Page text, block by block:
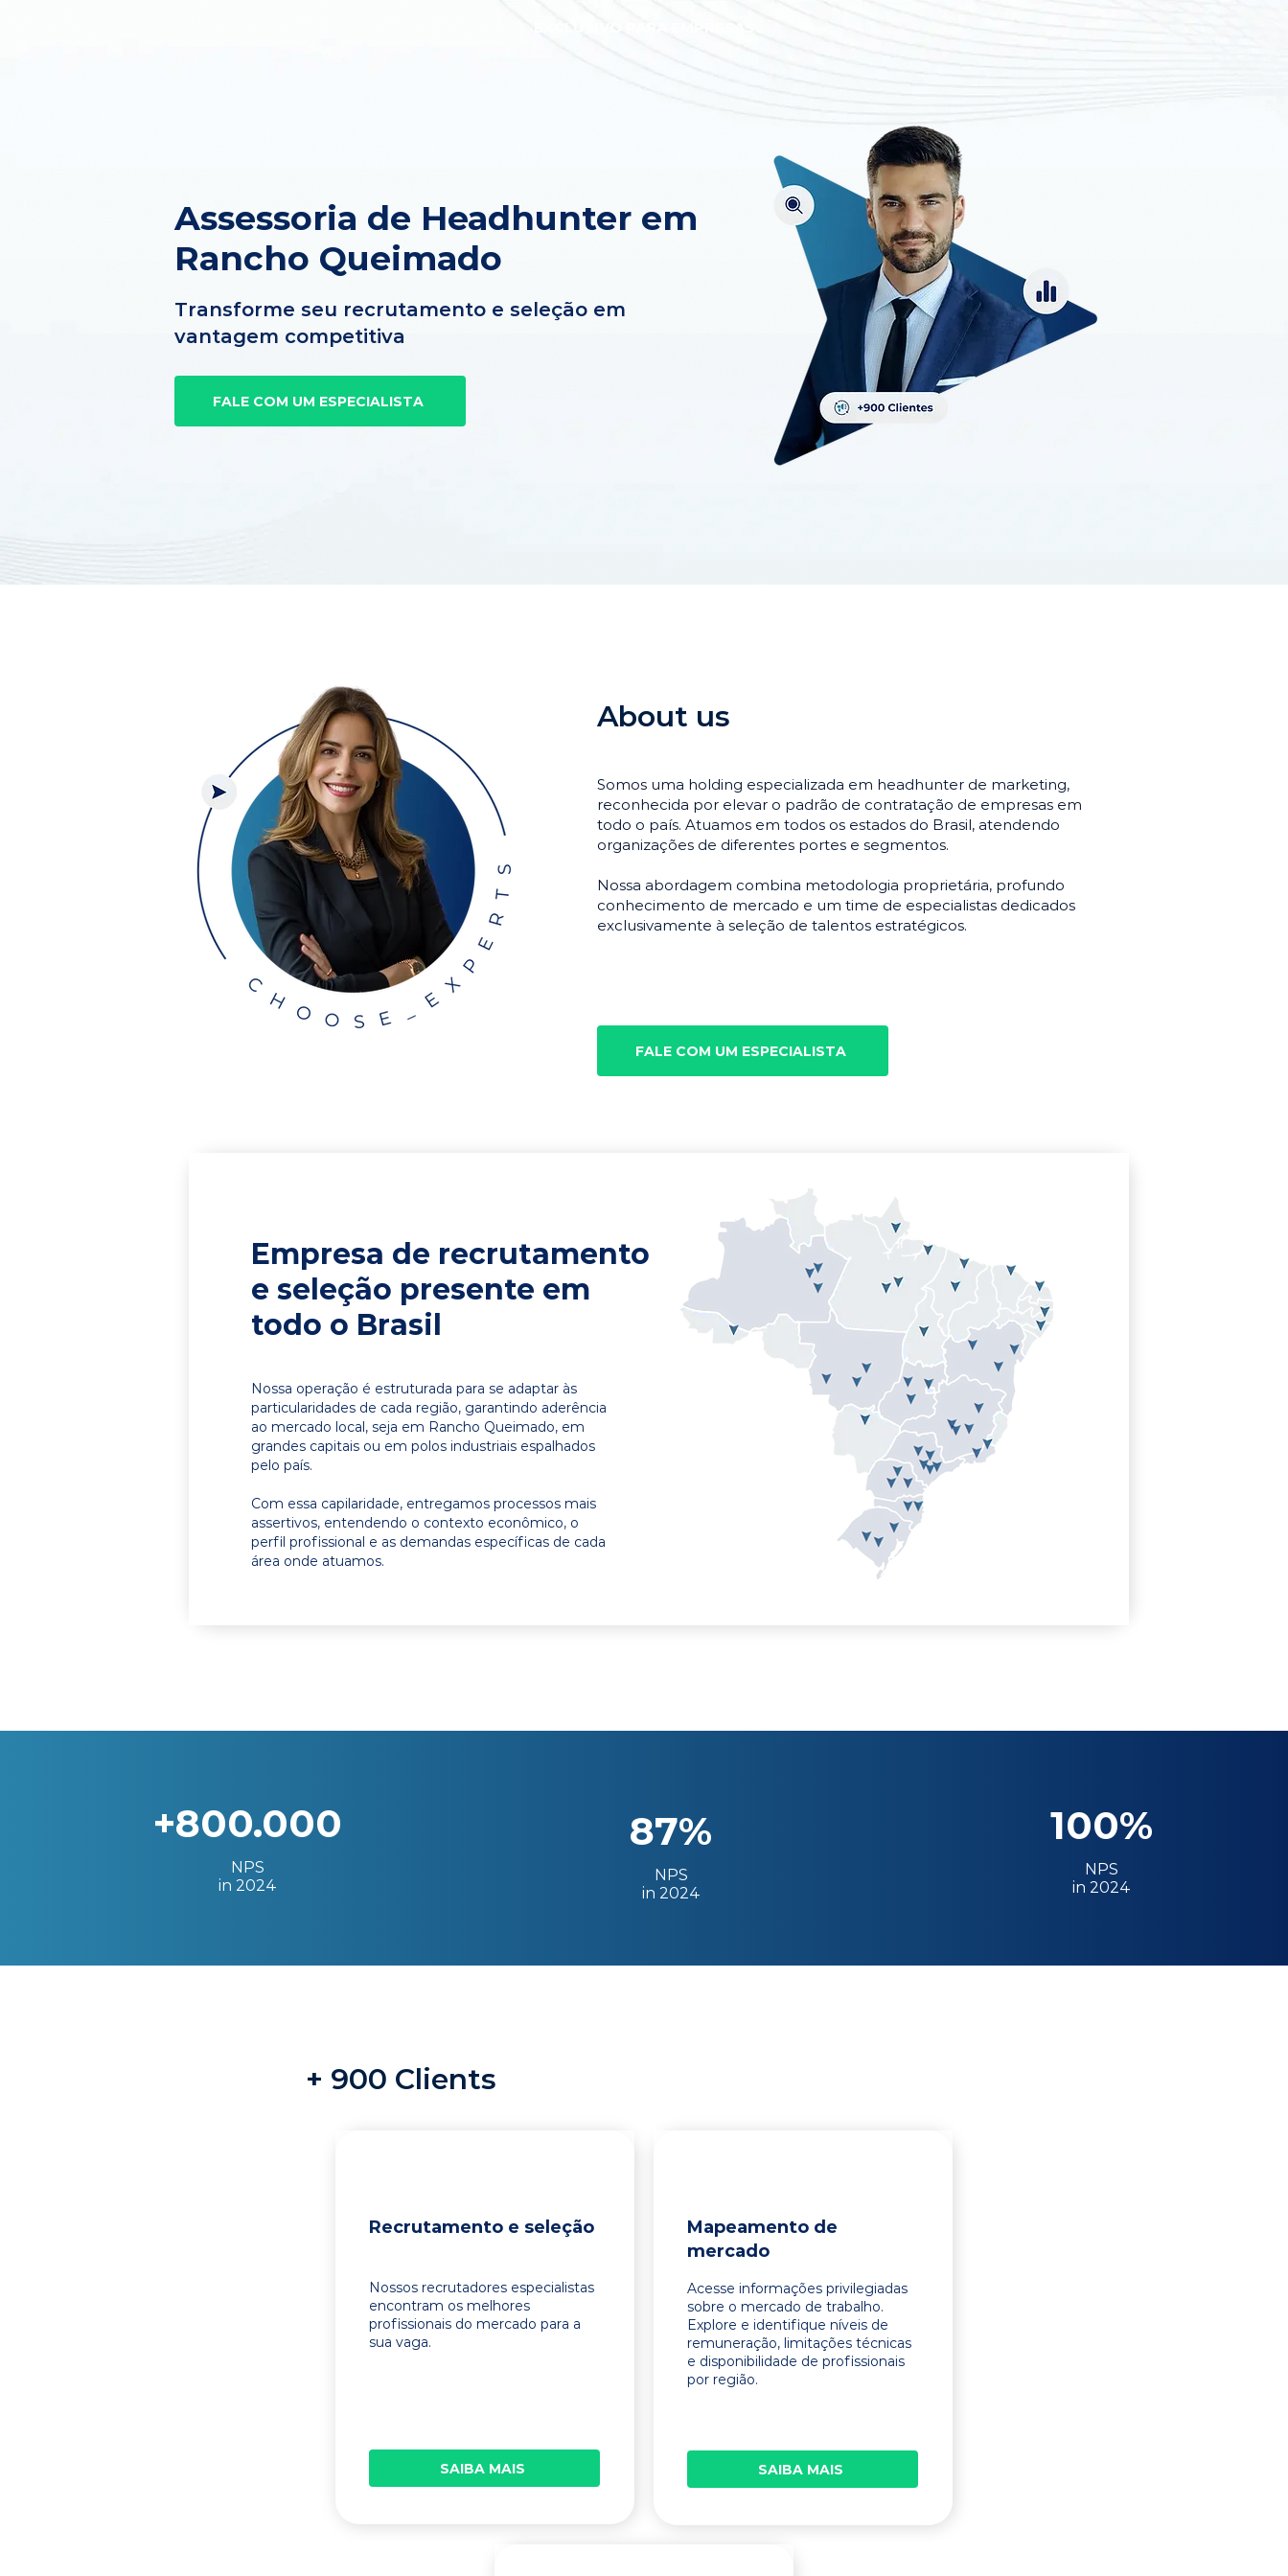
Assessoria de Headhunter em
Rancho Queimado
Transforme seu recrutamento e seleção em
vantagem competitiva
FALE COM UM ESPECIALISTA
About us
Somos uma holding especializada em headhunter de marketing,
reconhecida por elevar o padrão de contratação de empresas em
todo o país. Atuamos em todos os estados do Brasil, atendendo
organizações de diferentes portes e segmentos.
Nossa abordagem combina metodologia proprietária, profundo
conhecimento de mercado e um time de especialistas dedicados
exclusivamente à seleção de talentos estratégicos.
FALE COM UM ESPECIALISTA
Empresa de recrutamento
e seleção presente em
todo o Brasil
Nossa operação é estruturada para se adaptar às
particularidades de cada região, garantindo aderência
ao mercado local, seja em Rancho Queimado, em
grandes capitais ou em polos industriais espalhados
pelo país.
Com essa capilaridade, entregamos processos mais
assertivos, entendendo o contexto econômico, o
perfil profissional e as demandas específicas de cada
área onde atuamos.
+800.000
NPS
in 2024
87%
NPS
in 2024
100%
NPS
in 2024
+ 900 Clients
Recrutamento e seleção
Nossos recrutadores especialistas
encontram os melhores
profissionais do mercado para a
sua vaga.
SAIBA MAIS
Mapeamento de
mercado
Acesse informações privilegiadas
sobre o mercado de trabalho.
Explore e identifique níveis de
remuneração, limitações técnicas
e disponibilidade de profissionais
por região.
SAIBA MAIS